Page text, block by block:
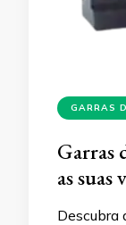
GARRAS
Garras
as suas
Descubra